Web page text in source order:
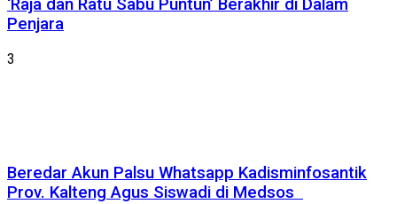
‘Raja dan Ratu Sabu Puntun’ Berakhir di Dalam
Penjara
3
Beredar Akun Palsu Whatsapp Kadisminfosantik
Prov. Kalteng Agus Siswadi di Medsos